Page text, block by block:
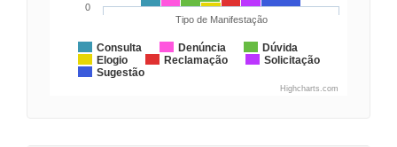
Consulta Denúncia
Dúvida
Elogio
Reclamação
Solicitação
Sugestão
Tipo de Manifestação
0
Highcharts.com